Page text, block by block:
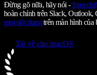
Đừng gõ nữa, hãy nói -
hoàn chỉnh trên Slack,
mọi nội dungtrên màn hình của
Tải về cho macOS